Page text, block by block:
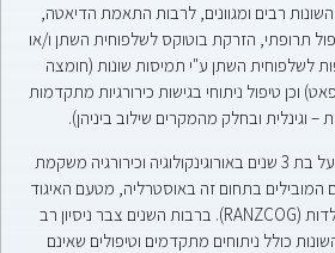
השונות רבים ומגוונים, לרבות התאמת הדיאטה,
תרופתי, הזרקת בוטוקס לשלפוחית השתן ו/או
לשלפוחית השתן ע"י תמיסות שונות (חומצה
וכן טיפול ניתוחי בגישות כירורגיות מתקדמות
– וגינלית ובחלק מהמקרים שילוב ביניהן).
ד"ר פיינר ביצע התמחות – על בת 3 שנים באורוגינקולוגיה וכירורגיה משקמת
בתחום זה באוסטרליה, מטעם האיגוד
האוסטרלי לגינקולוגיה ומיילדות (RANZCOG). ברבות השנים צבר ניסיון רב
כולל ניתוחים מתקדמים וטיפולים שאינם